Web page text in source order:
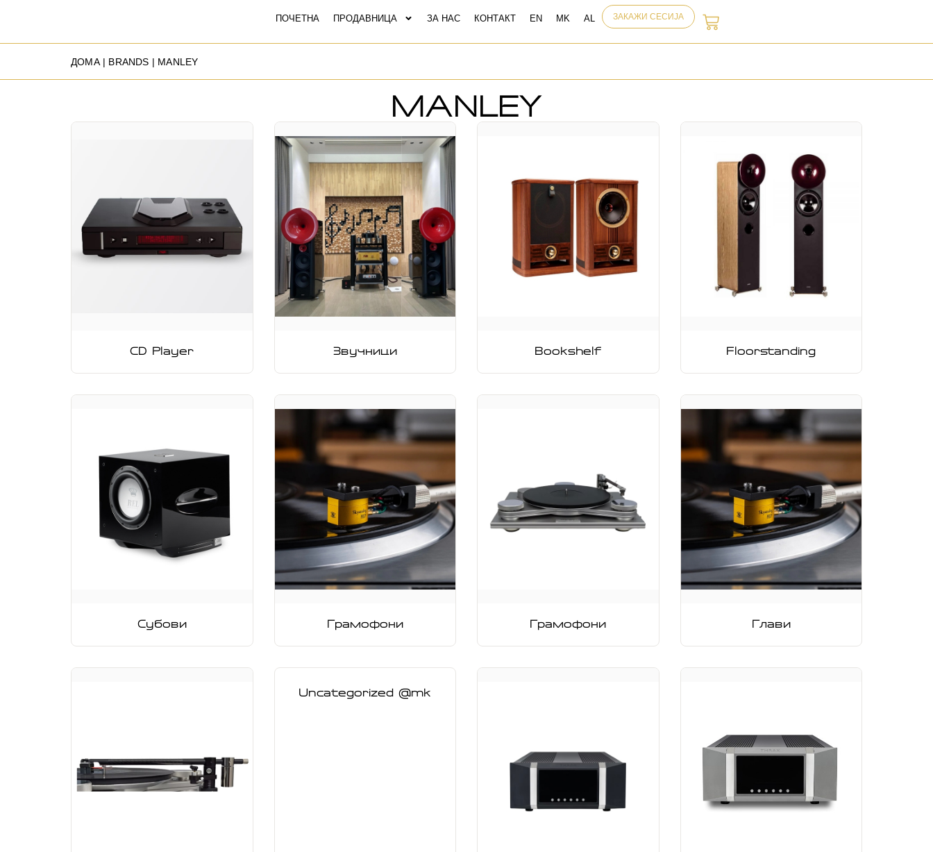
ПОЧЕТНА ПРОДАВНИЦА ЗА НАС КОНТАКТ ЗАКАЖИ СЕСИЈА
ДОМА| BRANDS | MANLEY
MANLEY
CD Player Звучници Bookshelf Floorstanding
Субови Грамофони Грамофони Глави
Uncategorized @mk